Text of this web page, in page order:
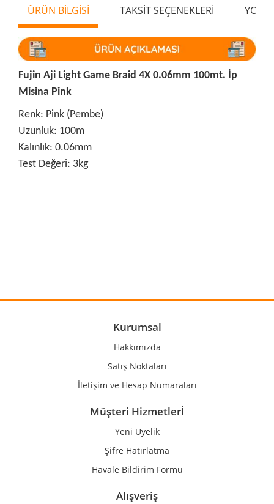
ÜRÜN BİLGİSİ TAKSİT SEÇENEKLERİ
Fujin Aji Light Game Braid 4X 0.06mm 100mt. İp
Misina Pink
Renk: Pink (Pembe)
Uzunluk: 100m
Kalınlık: 0.06mm
Test Değeri: 3kg
Ürün açıklamasında eksik bilgiler bulunuyor.
Ürün bilgilerinde hatalar bulunuyor.
Gönder
Kurumsal
Hakkımızda
Satış Noktaları
İletişim ve Hesap Numaraları
Müşteri Hizmetlerİ
Yeni Üyelik
Şifre Hatırlatma
Havale Bildirim Formu
Alışveriş